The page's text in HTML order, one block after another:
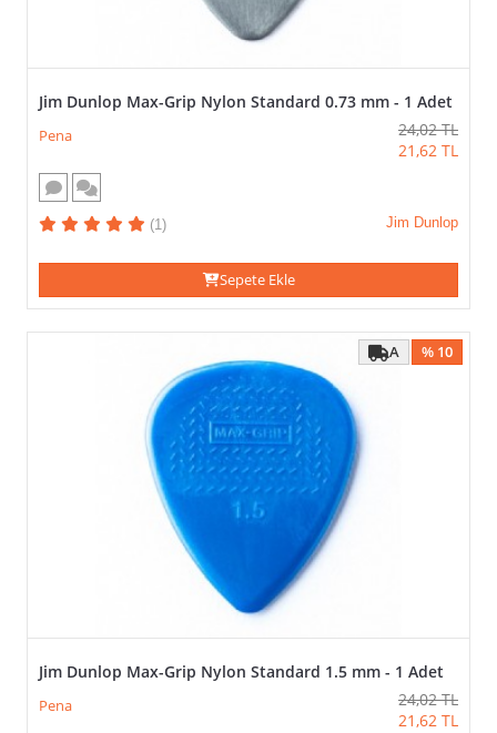
Jim Dunlop Max-Grip Nylon Standard 0.73 mm - 1 Adet
Pena 24,02 TL
21,62 TL
(1) Jim Dunlop
Sepete Ekle
% 10
A
Jim Dunlop Max-Grip Nylon Standard 1.5 mm - 1 Adet
Pena 24,02 TL
21,62 TL